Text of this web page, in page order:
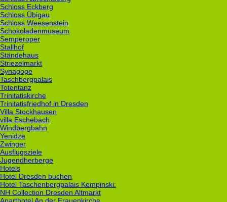
Schloss Eckberg
Schloss Übigau
Schloss Weesenstein
Schokoladenmuseum
Semperoper
Stallhof
Ständehaus
Striezelmarkt
Synagoge
Taschbergpalais
Totentanz
Trinitatiskirche
Trinitatisfriedhof in Dresden
Villa Stockhausen
villa Eschebach
Windbergbahn
Yenidze
Zwinger
Ausflugsziele
Jugendherberge
Hotels
Hotel Dresden buchen
Hotel Taschenbergpalais Kempinski:
NH Collection Dresden Altmarkt